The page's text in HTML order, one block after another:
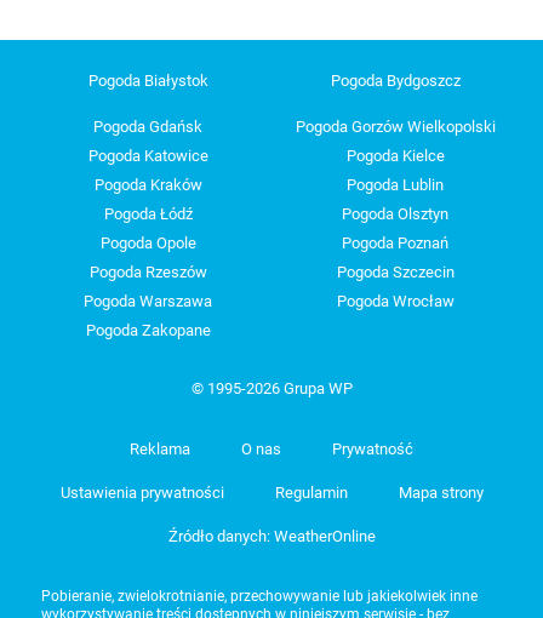
Pogoda Białystok Pogoda Bydgoszcz
Pogoda Gdańsk
Pogoda Gorzów Wielkopolski
Pogoda Katowice
Pogoda Kielce
Pogoda Kraków
Pogoda Lublin
Pogoda Łódź
Pogoda Olsztyn
Pogoda Opole
Pogoda Poznań
Pogoda Rzeszów
Pogoda Szczecin
Pogoda Warszawa
Pogoda Wrocław
Pogoda Zakopane
© 1995-2026 Grupa WP
Reklama O nas Prywatność
Ustawienia prywatności Regulamin Mapa strony
Źródło danych: WeatherOnline
Pobieranie, zwielokrotnianie, przechowywanie lub jakiekolwiek inne
wykorzystywanie treści dostępnych w niniejszym serwisie - bez